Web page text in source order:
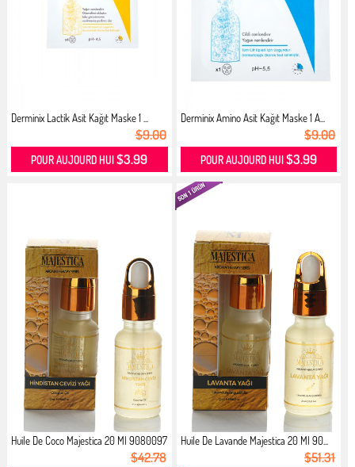
Derminix Lactik Asit Kağıt Maske 1 ...
$9.00
POUR AUJOURD HUI$3.99
Derminix Amino Asit Kağıt Maske 1 A...
$9.00
POUR AUJOURD HUI $3.99
Huile De Coco Majestica 20 Ml 9080097
$42.78
Huile De Lavande Majestica 20 Ml 90...
$51.31